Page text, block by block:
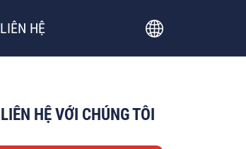
LIÊN HỆ
LIÊN HỆ VỚI CHÚNG TÔI